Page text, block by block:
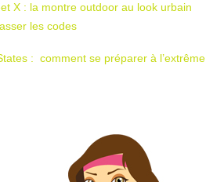
X : la montre outdoor au look urbain
les codes
: comment se préparer à l’extrême